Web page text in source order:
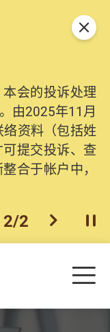
会的投诉处理
由2025年11月
资料（包括姓
提交投诉、查
合于帐户中，
一个
2/2 下一个开
关闭
目